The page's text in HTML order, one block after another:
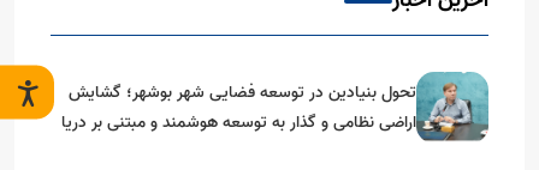
تحول بنیادین در توسعه فضایی شهر بوشهر؛ گشایش
اراضی نظامی و گذار به توسعه هوشمند و مبتنی بر دریا